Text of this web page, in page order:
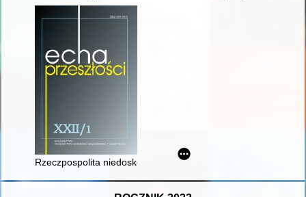
Rzeczpospolita niedoskonała - recenzja]